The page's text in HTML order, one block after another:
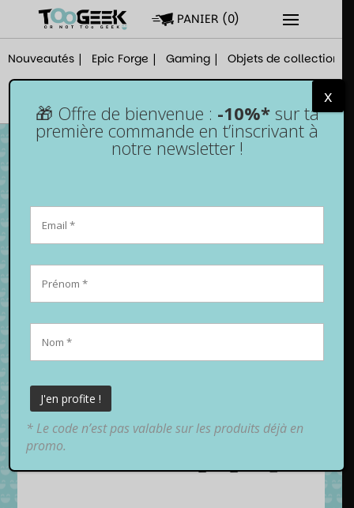
PANIER (0)
Nouveautés Epic Forge Gaming Objets de collection
🎁 Offre de bienvenue : -10%*sur ta
première commande en t’inscrivant à
notre newsletter !
* Le code n’est pas valable sur les produits déjà en
promo.
x